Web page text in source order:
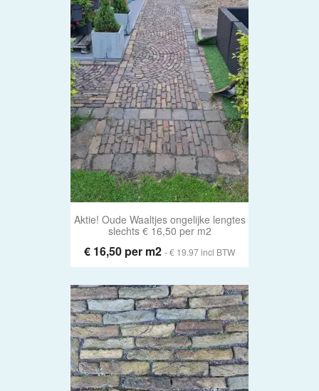
Aktie! Oude Waaltjes ongelijke lengtes
slechts € 16,50 per m2
€ 16,50 per m2 - € 19.97 incl BTW